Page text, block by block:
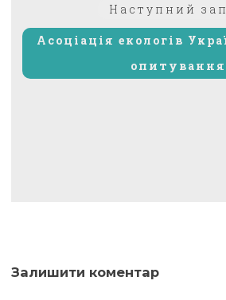
Наступний
Асоціація екологів
опитування
Залишити коментар